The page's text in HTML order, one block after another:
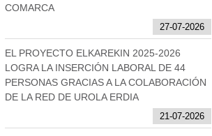
COMARCA
27-07-2026
EL PROYECTO ELKAREKIN 2025-2026
LOGRA LA INSERCIÓN LABORAL DE 44
PERSONAS GRACIAS A LA COLABORACIÓN
DE LA RED DE UROLA ERDIA
21-07-2026